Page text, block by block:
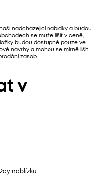
nadcházející nabídky a budou
se může lišit v ceně,
budou dostupné pouze ve
návrhy a mohou se mírně lišit
zásob.
v
nablízku.